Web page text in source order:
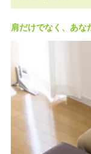
肩だけでなく、あな